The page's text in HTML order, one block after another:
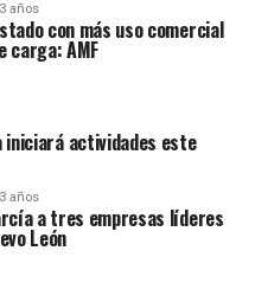
años
con más uso comercial
carga: AMF
iniciará actividades este
años
a tres empresas líderes
León